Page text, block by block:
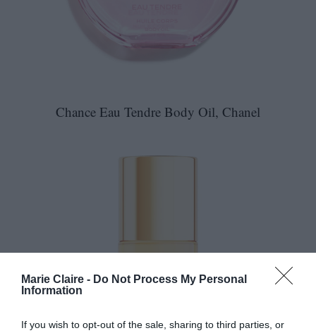
Marie Claire - Do Not Process My Personal
Information
If you wish to opt-out of the sale, sharing to third parties, or
Chance Eau Tendre Body Oil, Chanel